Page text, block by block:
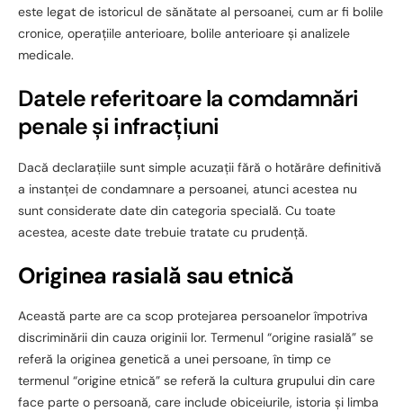
este legat de istoricul de sănătate al persoanei, cum ar fi bolile
cronice, operațiile anterioare, bolile anterioare și analizele
medicale.
Datele referitoare la comdamnări
penale și infracțiuni
Dacă declarațiile sunt simple acuzații fără o hotărâre definitivă
a instanței de condamnare a persoanei, atunci acestea nu
sunt considerate date din categoria specială. Cu toate
acestea, aceste date trebuie tratate cu prudență.
Originea rasială sau etnică
Această parte are ca scop protejarea persoanelor împotriva
discriminării din cauza originii lor. Termenul “origine rasială” se
referă la originea genetică a unei persoane, în timp ce
termenul “origine etnică” se referă la cultura grupului din care
face parte o persoană, care include obiceiurile, istoria și limba